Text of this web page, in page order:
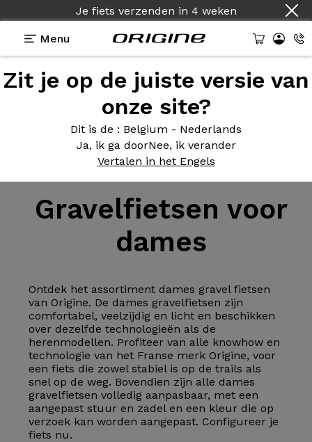
Je fiets verzenden in 4 weken
Menu
Zit je op de juiste versie van
onze site?
Dit is de : Belgium - Nederlands
Ja, ik ga doorNee, ik verander
Vertalen in het Engels
Gravel
Gravelfietsen voor
dames
Ontdek het assortiment dames gravel fietsen
van Origine. De dames gravelfietsen zijn
comfortabel, veelzijdig en licht en beschikken
over dezelfde technologieën als de
herenmodellen. Profiteer van alle knowhow en
technologie van het Franse merk Origine, voor
een fiets die zowel stabiel is op de trails als
snel op de weg. Bovendien zijn alle dames
gravelfietsen volledig aanpasbaar, met een
aangepast stuur en zadel en een kleur die op
verzoek kan worden aangepast. Configureer je
fiets nu.